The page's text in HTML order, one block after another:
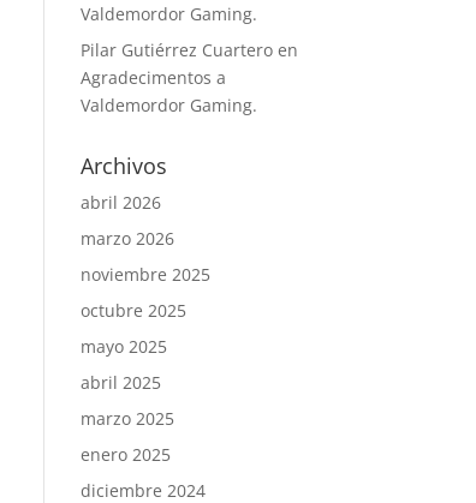
Valdemordor Gaming.
Pilar Gutiérrez Cuartero en
Agradecimentos a
Valdemordor Gaming.
Archivos
abril 2026
marzo 2026
noviembre 2025
octubre 2025
mayo 2025
abril 2025
marzo 2025
enero 2025
diciembre 2024